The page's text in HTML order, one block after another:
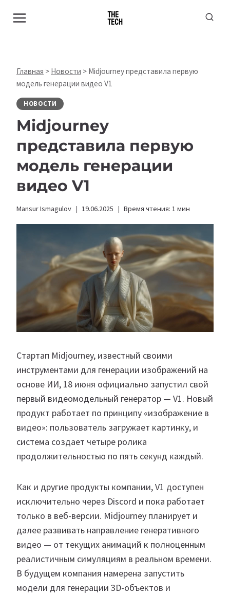
Главная > Новости > Midjourney представила первую
модель генерации видео V1
НОВОСТИ
Midjourney
представила первую
модель генерации
видео V1
Mansur Ismagulov 19.06.2025 Время чтения: 1 мин
Стартап Midjourney, известный своими
инструментами для генерации изображений на
основе ИИ, 18 июня официально запустил свой
первый видеомодельный генератор — V1. Новый
продукт работает по принципу «изображение в
видео»: пользователь загружает картинку, и
система создает четыре ролика
продолжительностью по пять секунд каждый.
Как и другие продукты компании, V1 доступен
исключительно через Discord и пока работает
только в веб-версии. Midjourney планирует и
далее развивать направление генеративного
видео — от текущих анимаций к полноценным
реалистичным симуляциям в реальном времени.
В будущем компания намерена запустить
модели для генерации 3D-объектов и